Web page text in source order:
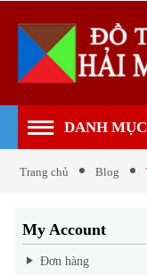
DANH
Trang chủ Blog
My Account
Đơn hàng